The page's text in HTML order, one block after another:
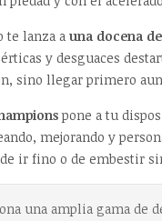
te lanza a una docena
y desguaces
sino llegar primero
pone a tu
mejorando y
de ir fino o de embestir
una amplia gama de